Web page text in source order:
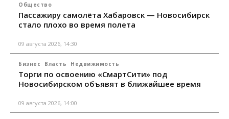
Общество
Пассажиру самолёта Хабаровск — Новосибирск
стало плохо во время полета
09 августа 2026, 14:30
Бизнес Власть Недвижимость
Торги по освоению «СмартСити» под
Новосибирском объявят в ближайшее время
09 августа 2026, 14:00